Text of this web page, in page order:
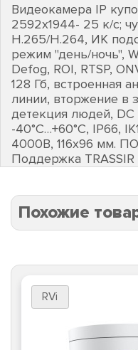
Видеокамера IP
2592х1944- 25 к/с;
Н.265/H.264, ИК
режим "день/ночь",
Defog, ROI, RTSP,
128 Гб, встроенная
линии, вторжение в
детекция людей, DC
-40°C…+60°C, IP66,
4000В, 116х96 мм.
Поддержка TRASSIR
Похожие
RVi